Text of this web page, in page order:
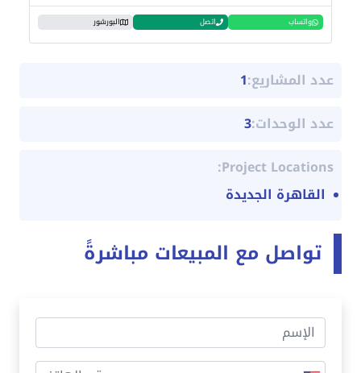
واتساب اتصل البورشور
عدد المشاريع:1
عدد الوحدات:3
Project Locations:
القاهرة الجديدة
تواصل مع المبيعات مباشرةً